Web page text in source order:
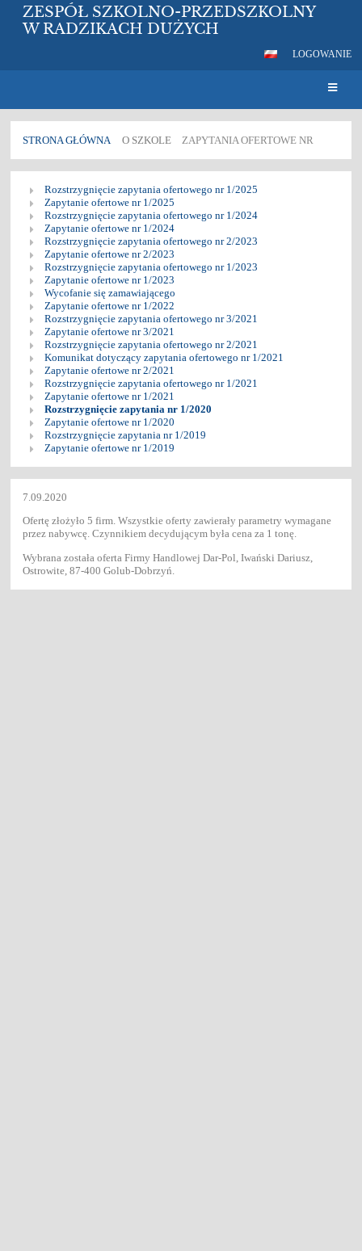
ZESPÓŁ SZKOLNO-PRZEDSZKOLNY
W RADZIKACH DUŻYCH
LOGOWANIE
STRONA GŁÓWNA O SZKOLE ZAPYTANIA OFERTOWE NR
ofertowe
Rozstrzygnięcie zapytania ofertowego nr 1/2025
Zapytanie ofertowe nr 1/2025
Rozstrzygnięcie zapytania ofertowego nr 1/2024
Zapytanie ofertowe nr 1/2024
Rozstrzygnięcie zapytania ofertowego nr 2/2023
Zapytanie ofertowe nr 2/2023
Rozstrzygnięcie zapytania ofertowego nr 1/2023
Zapytanie ofertowe nr 1/2023
Wycofanie się zamawiającego
Zapytanie ofertowe nr 1/2022
Rozstrzygnięcie zapytania ofertowego nr 3/2021
Zapytanie ofertowe nr 3/2021
Rozstrzygnięcie zapytania ofertowego nr 2/2021
Komunikat dotyczący zapytania ofertowego nr 1/2021
Zapytanie ofertowe nr 2/2021
Rozstrzygnięcie zapytania ofertowego nr 1/2021
Zapytanie ofertowe nr 1/2021
Rozstrzygnięcie zapytania nr 1/2020
Zapytanie ofertowe nr 1/2020
Rozstrzygnięcie zapytania nr 1/2019
Zapytanie ofertowe nr 1/2019
7.09.2020
Ofertę złożyło 5 firm. Wszystkie oferty zawierały parametry wymagane
przez nabywcę. Czynnikiem decydującym była cena za 1 tonę.
Wybrana została oferta Firmy Handlowej Dar-Pol, Iwański Dariusz,
Ostrowite, 87-400 Golub-Dobrzyń.